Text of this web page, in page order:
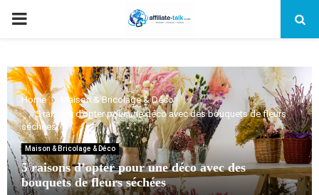
PRIMARY
Home
Maison & Bricolage & Déco
5 raisons d’opter pour une déco avec des bouquets de fleurs
séchées
Maison & Bricolage & Déco
5 raisons d’opter pour une déco avec des
bouquets de fleurs séchées